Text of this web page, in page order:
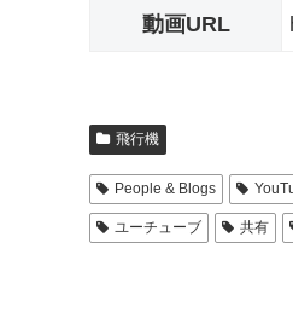
動画URL
飛行機
People & Blogs
ユーチューブ 共有